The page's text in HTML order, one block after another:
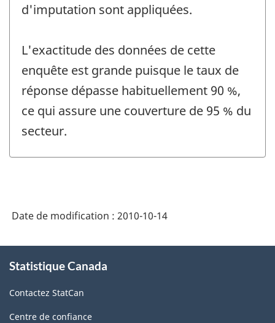
d'imputation sont appliquées.
L'exactitude des données de cette
enquête est grande puisque le taux de
réponse dépasse habituellement 90 %,
ce qui assure une couverture de 95 % du
secteur.
Date de modification : 2010-10-14
propos
ce
site
Statistique Canada
Contactez StatCan
Centre de confiance